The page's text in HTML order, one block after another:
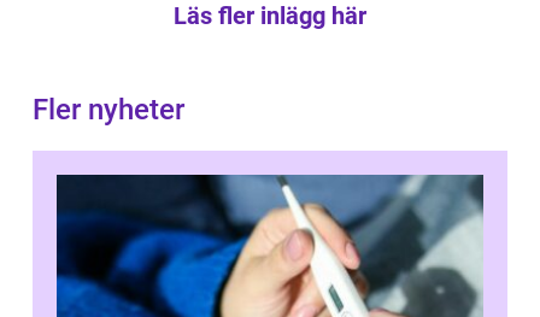
Läs fler inlägg här
Fler nyheter